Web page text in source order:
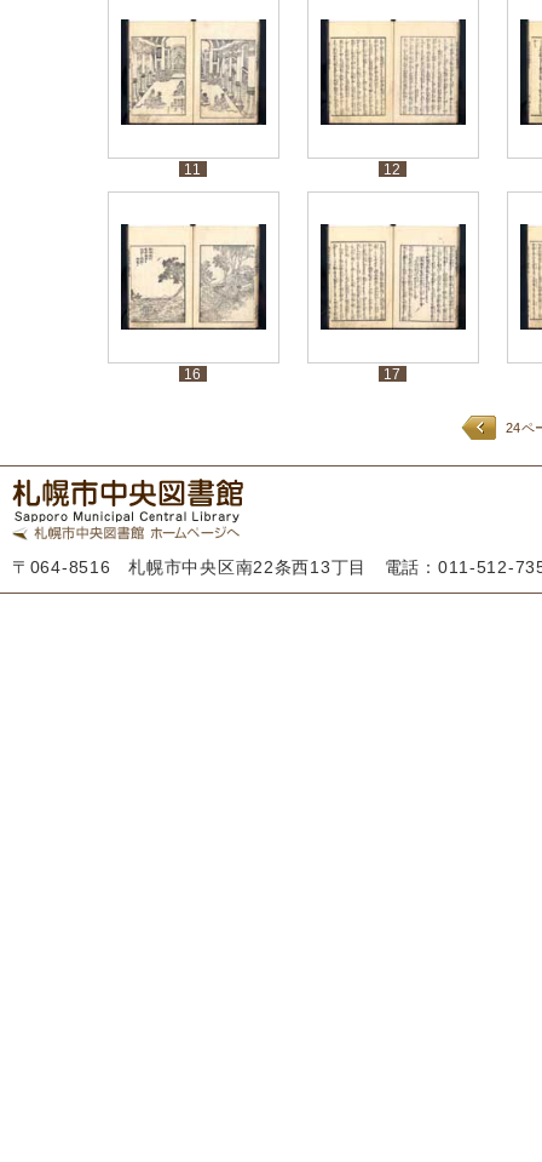
11 12
16 17
24ペ
〒064-8516 札幌市中央区南22条西13丁目 電話：011-512-